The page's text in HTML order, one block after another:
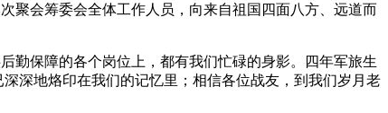
聚会筹委会全体工作人员，向来自祖国四面八方、远道而
勤保障的各个岗位上，都有我们忙碌的身影。四年军旅生
深地烙印在我们的记忆里；相信各位战友，到我们岁月老